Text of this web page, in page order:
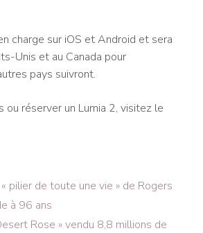
charge sur iOS et Android et sera
Unis et au Canada pour
pays suivront.
ou réserver un Lumia 2, visitez le
pilier de toute une vie » de Rogers
à 96 ans
Rose » vendu 8,8 millions de